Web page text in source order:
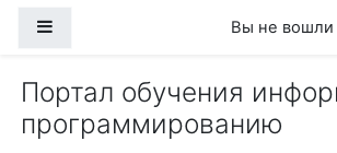
Вы не вошли
Портал обучения
программированию